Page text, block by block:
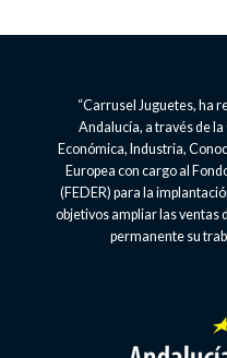
“Carrusel Juguetes, ha
Andalucía, a través de
Económica, Industria,
Europea con cargo al
(FEDER) para la
objetivos ampliar las ventas
permanente su